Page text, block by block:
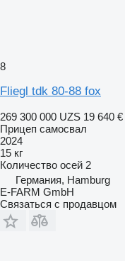
8
Fliegl tdk 80-88 fox
269 300 000 UZS 19 640 €
Прицеп самосвал
2024
15 кг
Количество осей 2
Германия, Hamburg
E-FARM GmbH
Связаться с продавцом